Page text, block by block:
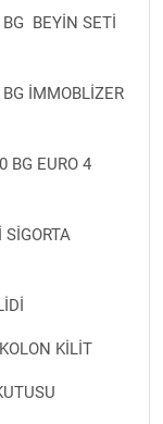
BEYİN SETİ
İMMOBLİZER
BG EURO 4
KİLİT